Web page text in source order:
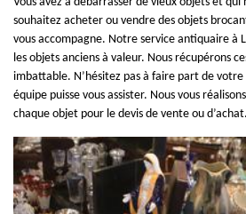
souhaitez acheter ou vendre des objets
vous accompagne. Notre service antiquaire à
les objets anciens à valeur. Nous récupérons
imbattable. N’hésitez pas à faire part de
équipe puisse vous assister. Nous vous
chaque objet pour le devis de vente ou d’achat.